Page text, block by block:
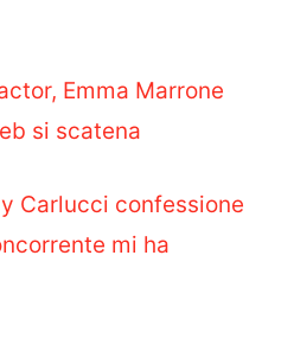
Emma Marrone
si scatena
Carlucci confessione
mi ha